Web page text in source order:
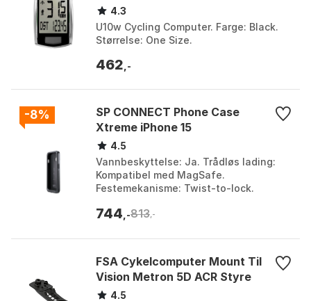
4.3
U10w Cycling Computer. Farge: Black.
Størrelse: One Size.
462 ,-
-8%
SP CONNECT Phone Case
Xtreme iPhone 15
4.5
Vannbeskyttelse: Ja. Trådløs lading:
Kompatibel med MagSafe.
Festemekanisme: Twist-to-lock.
støv.
744 ,-813 ,-
FSA Cykelcomputer Mount Til
Vision Metron 5D ACR Styre
4.5